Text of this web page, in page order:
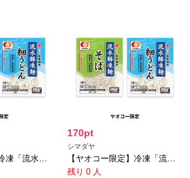
【ベルク限定】冷凍「流水解凍麺」そば3食（国産そば粉使用）／冷凍「流水解凍麺」細うどん3食（国産小麦粉使用）
170pt
シマダヤ
【ヤオコー限定】冷凍「流水解凍麺」そば3食（国産そば粉使用）／冷凍「流水解凍麺」細うどん3食（国産小麦粉使用）
残り 0 人